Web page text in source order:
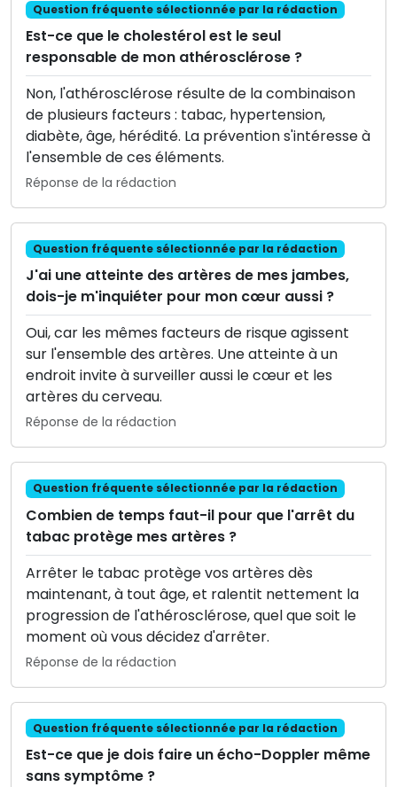
Question fréquente sélectionnée par la rédaction
Est-ce que le cholestérol est le seul
responsable de mon athérosclérose ?
Non, l'athérosclérose résulte de la combinaison
de plusieurs facteurs : tabac, hypertension,
diabète, âge, hérédité. La prévention s'intéresse à
l'ensemble de ces éléments.
Réponse de la rédaction
Question fréquente sélectionnée par la rédaction
J'ai une atteinte des artères de mes jambes,
dois-je m'inquiéter pour mon cœur aussi ?
Oui, car les mêmes facteurs de risque agissent
sur l'ensemble des artères. Une atteinte à un
endroit invite à surveiller aussi le cœur et les
artères du cerveau.
Réponse de la rédaction
Question fréquente sélectionnée par la rédaction
Combien de temps faut-il pour que l'arrêt du
tabac protège mes artères ?
Arrêter le tabac protège vos artères dès
maintenant, à tout âge, et ralentit nettement la
progression de l'athérosclérose, quel que soit le
moment où vous décidez d'arrêter.
Réponse de la rédaction
Question fréquente sélectionnée par la rédaction
Est-ce que je dois faire un écho-Doppler même
sans symptôme ?